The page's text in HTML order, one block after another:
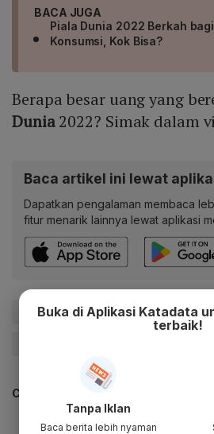
BACA JUGA
Piala Dunia 2022 Berkah
Konsumsi, Kok Bisa?
Berapa besar uang yang
Dunia2022? Simak dalam
Baca artikel ini lewat
Dapatkan pengalaman membaca
fitur menarik lainnya lewat aplikasi
#Piala Dunia 2022 #Piala Dunia
CEK JUGA DATA INI
Buka di Aplikasi Katadata
terbaik!
Tanpa Iklan
Baca berita lebih nyaman